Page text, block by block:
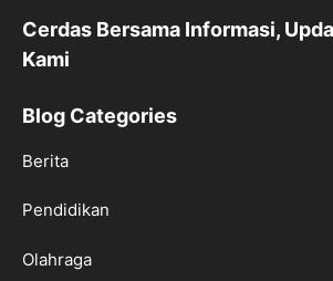
Cerdas Bersama Informasi,
Kami
Blog Categories
Berita
Pendidikan
Olahraga